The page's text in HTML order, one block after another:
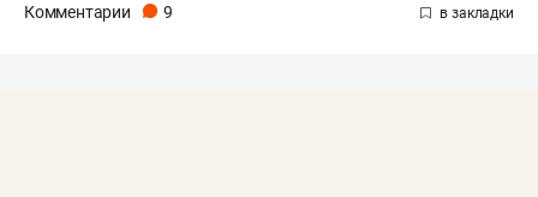
Комментарии 9